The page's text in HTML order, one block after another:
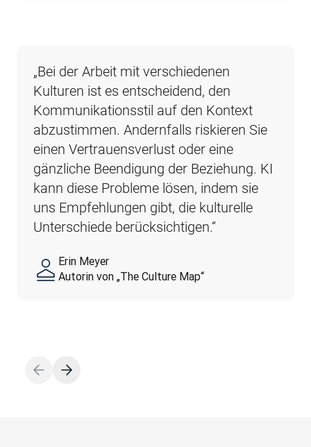
„Bei der Arbeit mit verschiedenen
Kulturen ist es entscheidend, den
Kommunikationsstil auf den Kontext
abzustimmen. Andernfalls riskieren Sie
einen Vertrauensverlust oder eine
gänzliche Beendigung der Beziehung. KI
kann diese Probleme lösen, indem sie
uns Empfehlungen gibt, die kulturelle
Unterschiede berücksichtigen.“
Erin Meyer
Autorin von „The Culture Map“
„Was die potenziellen Risiken angeht, die
durch schlecht implementierte KI
entstehen, sollte man nicht die Probleme
außer Acht lassen, die zwar subtiler
ausfallen, aber schwerwiegende Folgen
haben können. So können
beispielsweise langweilige, unkreative
Übersetzungen von
Marketingmaterialien die öffentliche
beeinträchtigen.“